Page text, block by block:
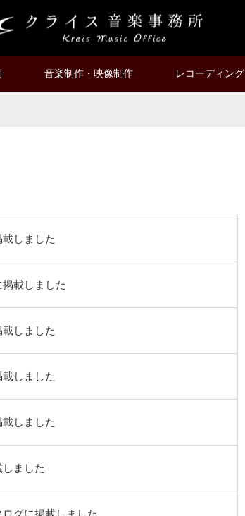
音楽制作・映像制作 レコーディング
しました
載しました
しました
しました
しました
ました